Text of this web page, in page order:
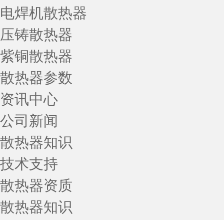
电焊机散热器
压铸散热器
紫铜散热器
散热器参数
资讯中心
公司新闻
散热器知识
技术支持
散热器资质
散热器知识